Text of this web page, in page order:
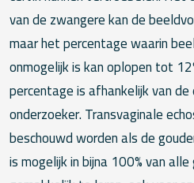
van de zwangere kan de
maar het percentage waarin
onmogelijk is kan oplopen tot
percentage is afhankelijk van de
onderzoeker. Transvaginale
beschouwd worden als de
is mogelijk in bijna 100% van